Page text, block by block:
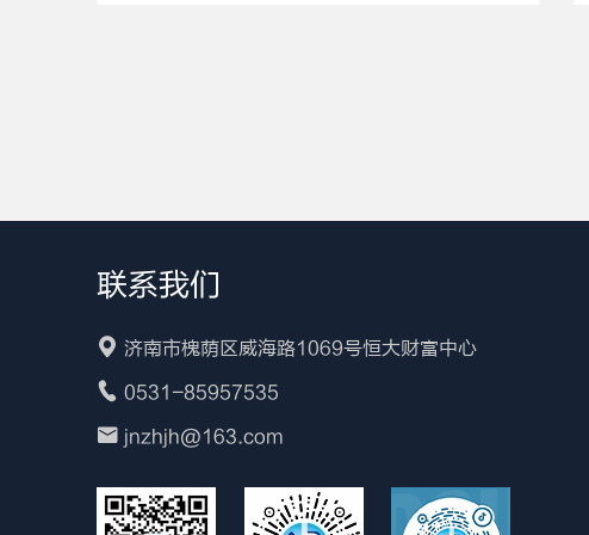
联系我们
济南市槐荫区威海路1069号恒大财富中心
0531-85957535
jnzhjh@163.com